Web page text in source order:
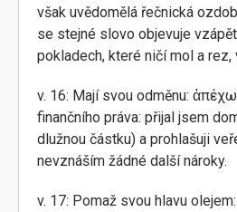
však uvědomělá řečnická
se stejné slovo objevuje
pokladech, které ničí mol a rez,
v. 16: Mají svou odměnu:
finančního práva: přijal jsem
dlužnou částku) a prohlašuji
nevznáším žádné další nároky.
v. 17: Pomaž svou hlavu